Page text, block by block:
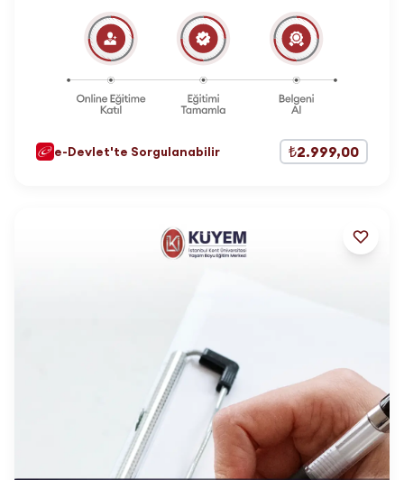
e-Devlet'te Sorgulanabilir ₺2.999,00